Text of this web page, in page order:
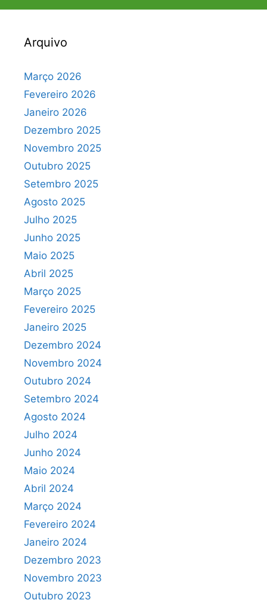
Arquivo
Março 2026
Fevereiro 2026
Janeiro 2026
Dezembro 2025
Novembro 2025
Outubro 2025
Setembro 2025
Agosto 2025
Julho 2025
Junho 2025
Maio 2025
Abril 2025
Março 2025
Fevereiro 2025
Janeiro 2025
Dezembro 2024
Novembro 2024
Outubro 2024
Setembro 2024
Agosto 2024
Julho 2024
Junho 2024
Maio 2024
Abril 2024
Março 2024
Fevereiro 2024
Janeiro 2024
Dezembro 2023
Novembro 2023
Outubro 2023